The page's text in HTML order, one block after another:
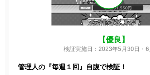
【優良】
検証実施日：2023年5月30日・6
管理人の『毎週１回』自腹で検証！